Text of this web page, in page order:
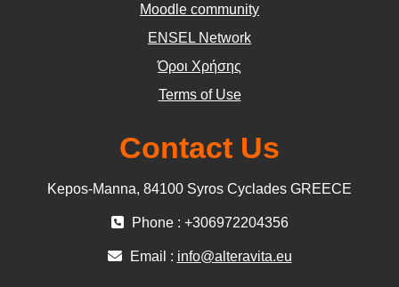
Moodle community
ΕΝSEL Network
Όροι Χρήσης
Terms of Use
Contact Us
Kepos-Manna, 84100 Syros Cyclades GREECE
Phone : +306972204356
Email : info@alteravita.eu